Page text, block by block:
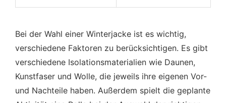
Bei der Wahl einer Winterjacke ist es wichtig,
verschiedene Faktoren zu berücksichtigen. Es gibt
verschiedene Isolationsmaterialien wie Daunen,
Kunstfaser und Wolle, die jeweils ihre eigenen Vor-
und Nachteile haben. Außerdem spielt die geplante